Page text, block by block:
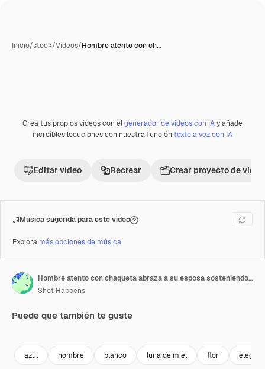
Inicio/stock/Vídeos/Hombre atento con ch…
Premium
Crea tus propios vídeos con elgenerador de vídeos con IAy añade
increíbles locuciones con nuestra función texto a voz con IA
Editar vídeo Recrear Crear proyecto de vídeo
Música sugerida para este vídeo
Explora más opciones de música
Hombre atento con chaqueta abraza a su esposa sosteniendo un ramo delicado.
Shot Happens
Puede que también te guste
azul hombre blanco luna de miel flor